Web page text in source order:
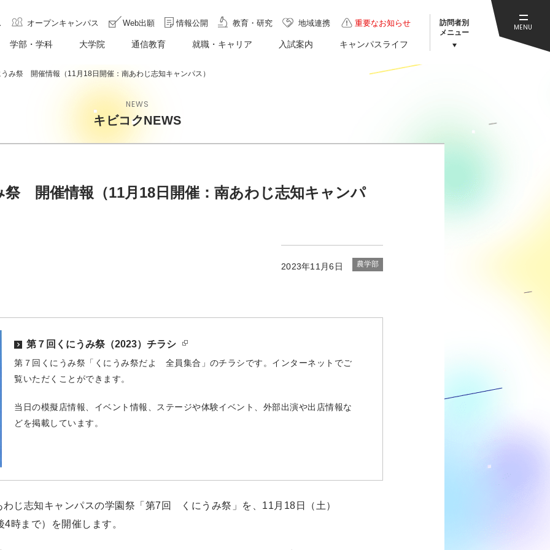
オープンキャンパス Web出願 情報公開 教育・研究 地域連携 重要なお知らせ
学部・学科 大学院 通信教育 就職・キャリア 入試案内 キャンパスライフ
訪問者別
メニュー
MENU
み祭 開催情報（11月18日開催：南あわじ志知キャンパス）
NEWS
キビコクNEWS
開催情報（11月18日開催：南あわじ志知キャンパ
2023年11月6日 農学部
第７回くにうみ祭（2023）チラシ
第７回くにうみ祭「くにうみ祭だよ 全員集合」のチラシです。インターネットでご
覧いただくことができます。
当日の模擬店情報、イベント情報、ステージや体験イベント、外部出演や出店情報な
どを掲載しています。
わじ志知キャンパスの学園祭「第7回 くにうみ祭」を、11月18日（土）
時まで）を開催します。